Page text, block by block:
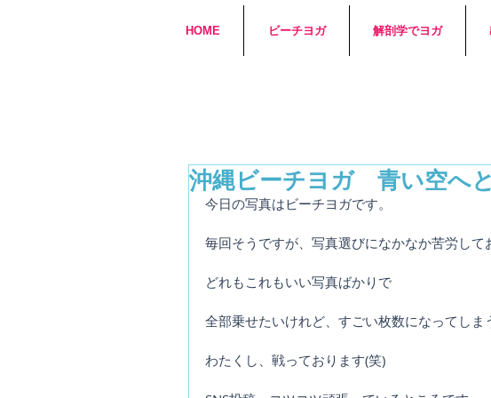
HOME ビーチヨガ 解剖学でヨガ
沖縄ビーチヨガ 青い空へ
今日の写真はビーチヨガです。
毎回そうですが、写真選びになかなか苦労して
どれもこれもいい写真ばかりで
全部乗せたいけれど、すごい枚数になってしま
わたくし、戦っております(笑)